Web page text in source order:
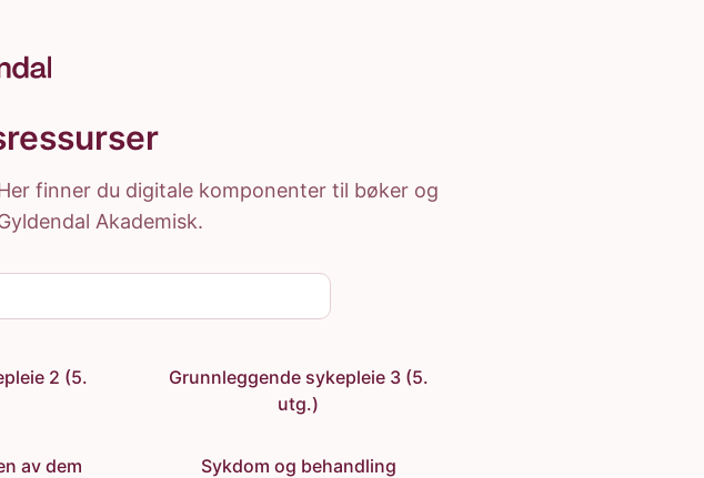
finner du digitale komponenter til bøker og
Akademisk.
2 (5.
Grunnleggende sykepleie 3 (5.
utg.)
av dem Sykdom og behandling